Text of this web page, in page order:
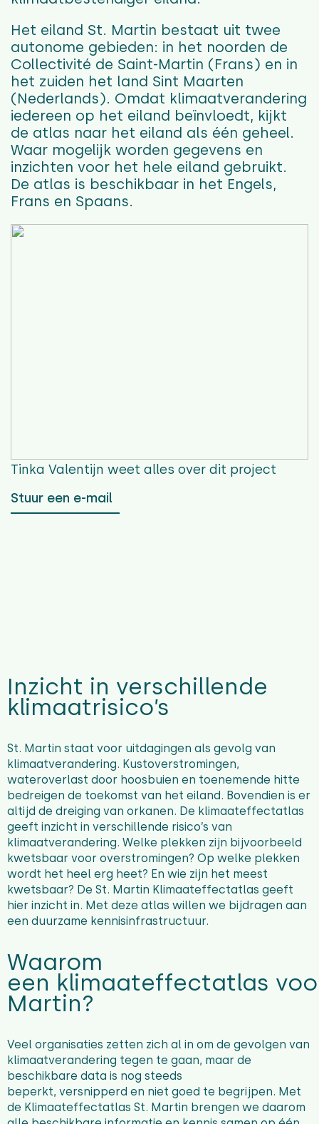
Het eiland St. Martin bestaat uit twee
autonome gebieden: in het noorden de
Collectivité de Saint-Martin (Frans) en in
het zuiden het land Sint Maarten
(Nederlands). Omdat klimaatverandering
iedereen op het eiland beïnvloedt, kijkt
de atlas naar het eiland als één geheel.
Waar mogelijk worden gegevens en
inzichten voor het hele eiland gebruikt.
De atlas is beschikbaar in het Engels,
Frans en Spaans.
Tinka Valentijn weet alles over dit project
Stuur een e-mail
Inzicht in verschillende
klimaatrisico’s
St. Martin staat voor uitdagingen als gevolg van
klimaatverandering. Kustoverstromingen,
wateroverlast door hoosbuien en toenemende hitte
bedreigen de toekomst van het eiland. Bovendien is er
altijd de dreiging van orkanen. De klimaateffectatlas
geeft inzicht in verschillende risico’s van
klimaatverandering. Welke plekken zijn bijvoorbeeld
kwetsbaar voor overstromingen? Op welke plekken
wordt het heel erg heet? En wie zijn het meest
kwetsbaar? De St. Martin Klimaateffectatlas geeft
hier inzicht in. Met deze atlas willen we bijdragen aan
een duurzame kennisinfrastructuur.
Waarom
een klimaateffectatlas
Martin?
Veel organisaties zetten zich al in om de gevolgen van
klimaatverandering tegen te gaan, maar de
beschikbare data is nog steeds
beperkt, versnipperd en niet goed te begrijpen. Met
de Klimaateffectatlas St. Martin brengen we daarom